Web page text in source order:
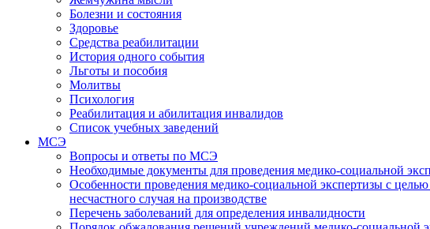
Болезни и состояния
Здоровье
Средства реабилитации
История одного события
Льготы и пособия
Молитвы
Психология
Реабилитация и абилитация инвалидов
Список учебных заведений
МСЭ
Вопросы и ответы по МСЭ
Необходимые документы для проведения медико-социальной
Особенности проведения медико-социальной экспертизы с
несчастного случая на производстве
Перечень заболеваний для определения инвалидности